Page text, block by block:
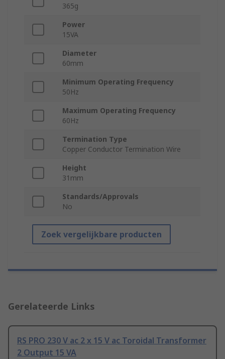
365g
Power
15VA
Diameter
60mm
Minimum Operating Frequency
50Hz
Maximum Operating Frequency
60Hz
Termination Type
Copper Conductor Termination Wire
Height
31mm
Standards/Approvals
No
Zoek vergelijkbare producten
Gerelateerde Links
RS PRO 230 V ac 2 x 15 V ac Toroidal Transformer
2 Output 15 VA